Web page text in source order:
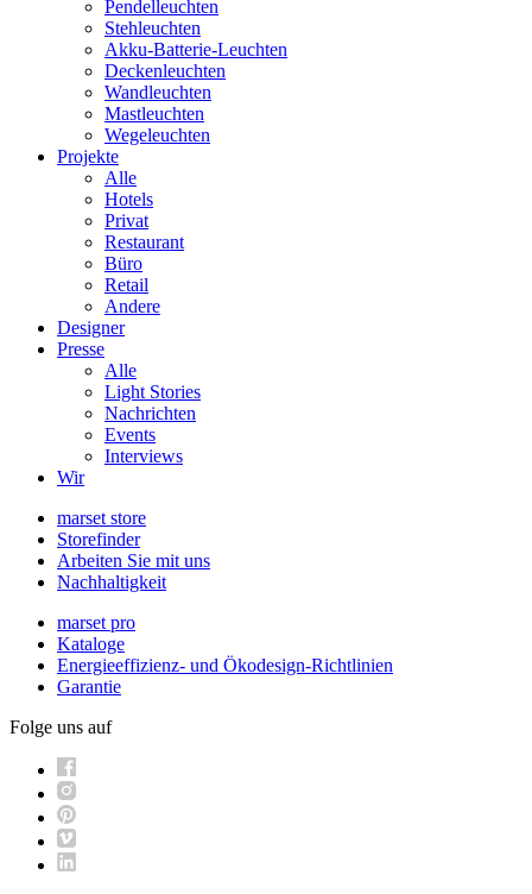
Pendelleuchten
Stehleuchten
Akku-Batterie-Leuchten
Deckenleuchten
Wandleuchten
Mastleuchten
Wegeleuchten
Projekte
Alle
Hotels
Privat
Restaurant
Büro
Retail
Andere
Designer
Presse
Alle
Light Stories
Nachrichten
Events
Interviews
Wir
marset store
Storefinder
Arbeiten Sie mit uns
Nachhaltigkeit
marset pro
Kataloge
Energieeffizienz- und Ökodesign-Richtlinien
Garantie
Folge uns auf